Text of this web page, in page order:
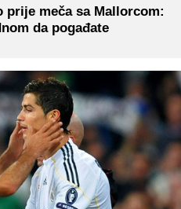
prije meča sa Mallorcom:
da pogađate